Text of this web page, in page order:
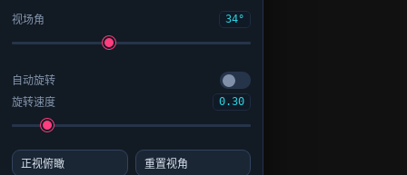
视场角 34°
自动旋转
旋转速度
0.30
正视俯瞰 重置视角